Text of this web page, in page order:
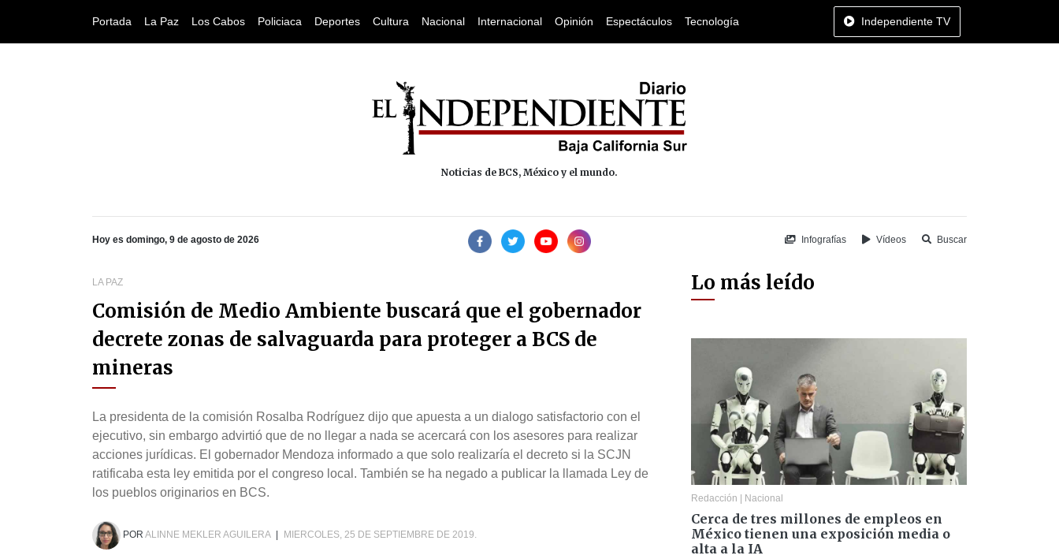
Portada La Paz Los Cabos Policiaca Deportes Cultura Nacional Internacional Opinión Espectáculos Tecnología Independiente TV
Noticias de BCS, México y el mundo.
Hoy es domingo, 9 de agosto de 2026 Infografías Vídeos Buscar
LA PAZ
Comisión de Medio Ambiente buscará que el gobernador
decrete zonas de salvaguarda para proteger a BCS de
mineras
La presidenta de la comisión Rosalba Rodríguez dijo que apuesta a un dialogo satisfactorio con el
ejecutivo, sin embargo advirtió que de no llegar a nada se acercará con los asesores para realizar
acciones jurídicas. El gobernador Mendoza informado a que solo realizaría el decreto si la SCJN
ratificaba esta ley emitida por el congreso local. También se ha negado a publicar la llamada Ley de
los pueblos originarios en BCS.
POR ALINNE MEKLER AGUILERA MIERCOLES, 25 DE SEPTIEMBRE DE 2019.
Lo más leído
Redacción | Nacional
Cerca de tres millones de empleos en
México tienen una exposición media o
alta a la IA